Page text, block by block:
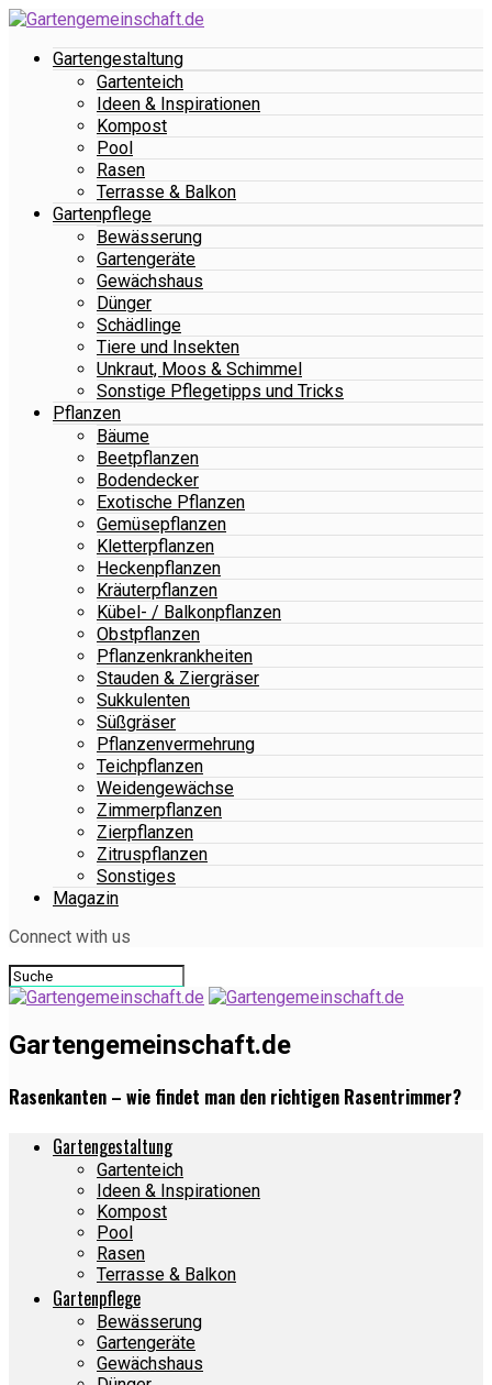
Gartengestaltung
Gartenteich
Ideen & Inspirationen
Kompost
Pool
Rasen
Terrasse & Balkon
Gartenpflege
Bewässerung
Gartengeräte
Gewächshaus
Dünger
Schädlinge
Tiere und Insekten
Unkraut, Moos & Schimmel
Sonstige Pflegetipps und Tricks
Pflanzen
Bäume
Beetpflanzen
Bodendecker
Exotische Pflanzen
Gemüsepflanzen
Kletterpflanzen
Heckenpflanzen
Kräuterpflanzen
Kübel- / Balkonpflanzen
Obstpflanzen
Pflanzenkrankheiten
Stauden & Ziergräser
Sukkulenten
Süßgräser
Pflanzenvermehrung
Teichpflanzen
Weidengewächse
Zimmerpflanzen
Zierpflanzen
Zitruspflanzen
Sonstiges
Magazin
Connect with us
Gartengemeinschaft.de
Rasenkanten – wie findet man den richtigen Rasentrimmer?
Gartengestaltung
Gartenteich
Ideen & Inspirationen
Kompost
Pool
Rasen
Terrasse & Balkon
Gartenpflege
Bewässerung
Gartengeräte
Gewächshaus